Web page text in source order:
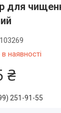
для
наявності
₴
251-91-55